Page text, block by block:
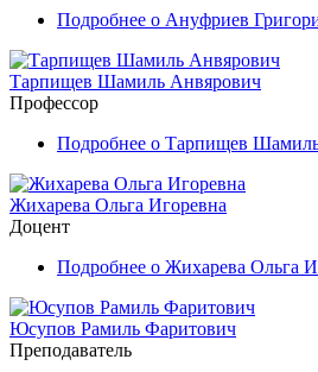
Подробнее о Ануфриев
Тарпищев Шамиль Анвярович
Профессор
Подробнее о Тарпищев
Жихарева Ольга Игоревна
Доцент
Подробнее о Жихарева Ольга
Юсупов Рамиль Фаритович
Преподаватель